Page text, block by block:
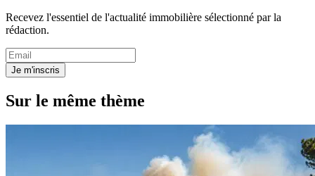
Recevez l'essentiel de l'actualité immobilière sélectionné par la
rédaction.
Je m'inscris
Sur le même thème